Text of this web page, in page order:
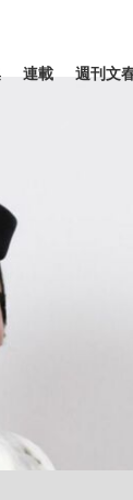
代表監督に...
連載 週刊文
一覧
早苗